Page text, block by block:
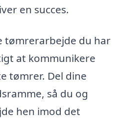
en succes.
tømrerarbejde du har
at kommunikere
tømrer. Del dine
så du og
hen imod det